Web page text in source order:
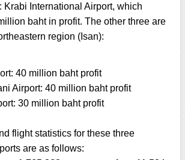
Krabi International Airport, which
baht in profit. The other three are
region (Isan):
40 million baht profit
Airport: 40 million baht profit
30 million baht profit
flight statistics for these three
are as follows: